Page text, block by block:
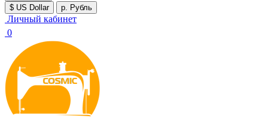
$ US Dollar
р. Рубль
Личный кабинет
0